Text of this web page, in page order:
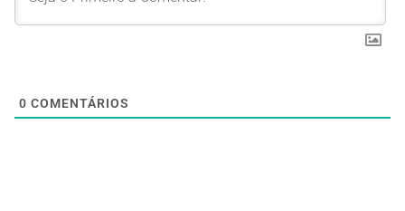
0 COMENTÁRIOS